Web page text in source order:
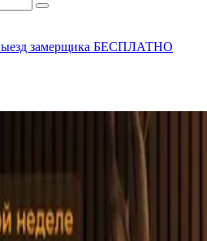
замерщика БЕСПЛАТНО